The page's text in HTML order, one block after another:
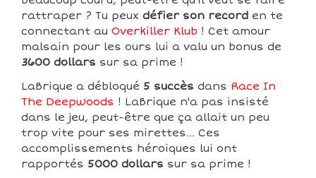
rattraper ? Tu peux défier son record en te
connectant au Overkiller Klub ! Cet amour
malsain pour les ours lui a valu un bonus de
3600 dollars sur sa prime !
LaBrique a débloqué 5 succès dans Race In
The Deepwoods ! LaBrique n'a pas insisté
dans le jeu, peut-être que ça allait un peu
trop vite pour ses mirettes... Ces
accomplissements héroiques lui ont
rapportés 5000 dollars sur sa prime !